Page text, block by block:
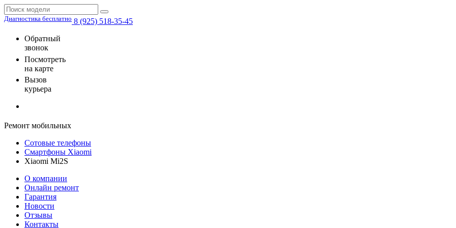
Диагностика бесплатно 8 (925) 518-35-45
Обратный
звонок
Посмотреть
на карте
Вызов
курьера
Ремонт мобильных
Сотовые телефоны
Смартфоны Xiaomi
Xiaomi Mi2S
О компании
Онлайн ремонт
Гарантия
Новости
Отзывы
Контакты